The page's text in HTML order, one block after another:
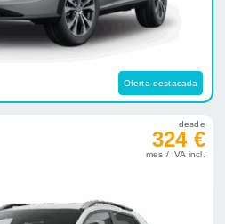
Oferta destacada
desde
324 €
mes / IVA incl.